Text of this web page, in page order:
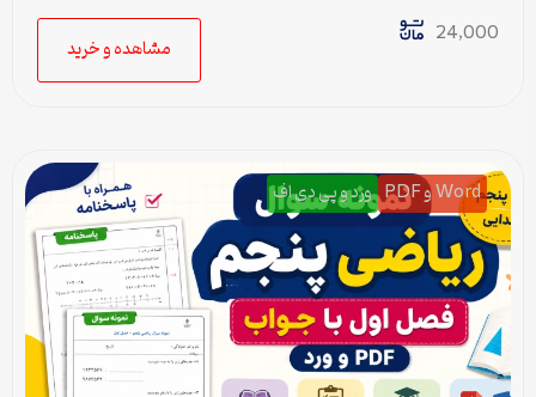
24,000
مشاهده و خرید
Word و PDF ورد و پی دی اف